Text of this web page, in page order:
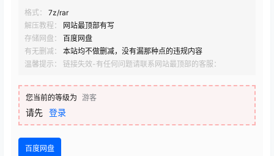
格式：
7z/rar
解压教程：
网站最顶部有写
存储网盘：
百度网盘
有无删减：
本站均不做删减，没有漏那种点的违规内容
温馨提示： 链接失效-有任何问题请联系网站最顶部的客服：
您当前的等级为 游客
请先 登录
百度网盘